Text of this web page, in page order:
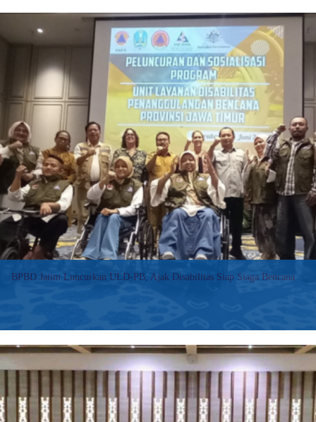
Liputan6.com, Kupang -Nusa Tenggara Timur (NTT) merupakan
provinsi berkepulauan dengan luas wilayah hingga 47,952 km
persegi, memiliki tingkat kerentanan bencana.
Baca selengkapnya>>
Kolaborasi
Siap
Siaga
dalam
Manajemen
Kebencanaan
Bantu
Masyarakat
Mitigasi
Bencana
BPBD Jatim Luncurkan ULD-PB, Ajak Disabilitas Siap Siaga Bencana
URABAYAPAGI.COM, Surabaya – Badan Penanggulangan Bencana
Daerah (BPBD) Provinsi Jawa Timur bekerja sama dengan SIAP
SIAGA, sebuah kemitraan Pemerintah Australia dan Indonesia untuk
Pengelolaan Risiko Bencana, serta Organisasi Penyandang
Disabilitas (OPDis)…